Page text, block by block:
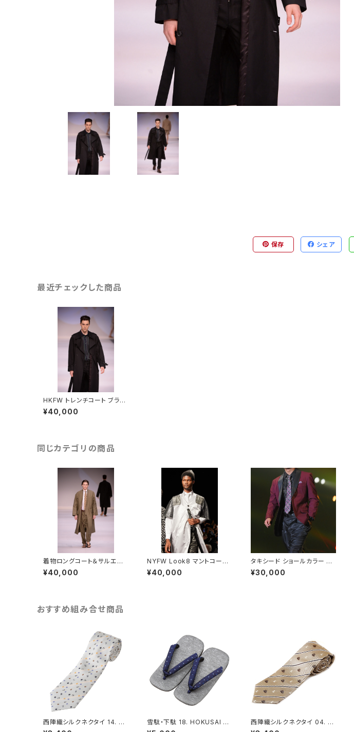
保存 シェア
最近チェックした商品
HKFW トレンチコート ブラッ
ク メンズ 48L - FORTUNA
Tokyo レンタル
¥40,000
同じカテゴリの商品
着物ロングコート＆サルエル
パンツセット カーキ メンズ 4
8L - FORTUNA Tokyo レ
¥40,000
NYFW Look8 マントコート
シルバー メンズ 48L - FOR
TUNA Tokyo レンタル
¥40,000
タキシード ショールカラー ジ
ャケット ワインレッド メンズ4
8L - FORTUNA Tokyo レ
¥30,000
おすすめ組み合せ商品
西陣織シルクネクタイ 14. ロ
マンス 小紋柄 ホワイト - FO
雪駄・下駄 18. HOKUSAI 富
士山・桜柄 メンズ フリーサイ
西陣織シルクネクタイ 04. ア
ドベンチャー レジメンタルスト